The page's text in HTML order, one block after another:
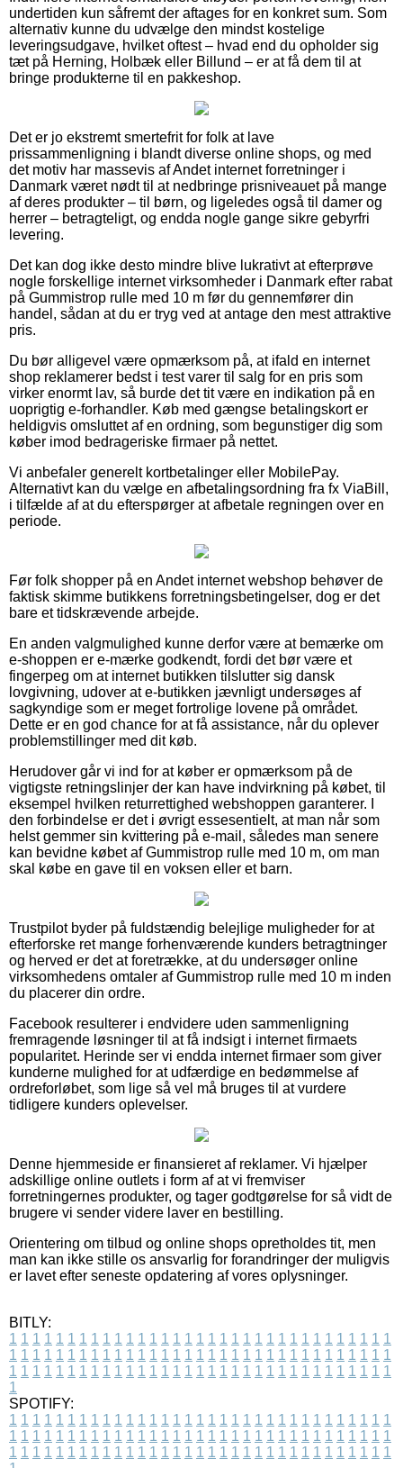
undertiden kun såfremt der aftages for en konkret sum. Som
alternativ kunne du udvælge den mindst kostelige
leveringsudgave, hvilket oftest – hvad end du opholder sig
tæt på Herning, Holbæk eller Billund – er at få dem til at
bringe produkterne til en pakkeshop.
Det er jo ekstremt smertefrit for folk at lave
prissammenligning i blandt diverse online shops, og med
det motiv har massevis af Andet internet forretninger i
Danmark været nødt til at nedbringe prisniveauet på mange
af deres produkter – til børn, og ligeledes også til damer og
herrer – betragteligt, og endda nogle gange sikre gebyrfri
levering.
Det kan dog ikke desto mindre blive lukrativt at efterprøve
nogle forskellige internet virksomheder i Danmark efter rabat
på Gummistrop rulle med 10 m før du gennemfører din
handel, sådan at du er tryg ved at antage den mest attraktive
pris.
Du bør alligevel være opmærksom på, at ifald en internet
shop reklamerer bedst i test varer til salg for en pris som
virker enormt lav, så burde det tit være en indikation på en
uoprigtig e-forhandler. Køb med gængse betalingskort er
heldigvis omsluttet af en ordning, som begunstiger dig som
køber imod bedrageriske firmaer på nettet.
Vi anbefaler generelt kortbetalinger eller MobilePay.
Alternativt kan du vælge en afbetalingsordning fra fx ViaBill,
i tilfælde af at du efterspørger at afbetale regningen over en
periode.
Før folk shopper på en Andet internet webshop behøver de
faktisk skimme butikkens forretningsbetingelser, dog er det
bare et tidskrævende arbejde.
En anden valgmulighed kunne derfor være at bemærke om
e-shoppen er e-mærke godkendt, fordi det bør være et
fingerpeg om at internet butikken tilslutter sig dansk
lovgivning, udover at e-butikken jævnligt undersøges af
sagkyndige som er meget fortrolige lovene på området.
Dette er en god chance for at få assistance, når du oplever
problemstillinger med dit køb.
Herudover går vi ind for at køber er opmærksom på de
vigtigste retningslinjer der kan have indvirkning på købet, til
eksempel hvilken returrettighed webshoppen garanterer. I
den forbindelse er det i øvrigt essesentielt, at man når som
helst gemmer sin kvittering på e-mail, således man senere
kan bevidne købet af Gummistrop rulle med 10 m, om man
skal købe en gave til en voksen eller et barn.
Trustpilot byder på fuldstændig belejlige muligheder for at
efterforske ret mange forhenværende kunders betragtninger
og herved er det at foretrække, at du undersøger online
virksomhedens omtaler af Gummistrop rulle med 10 m inden
du placerer din ordre.
Facebook resulterer i endvidere uden sammenligning
fremragende løsninger til at få indsigt i internet firmaets
popularitet. Herinde ser vi endda internet firmaer som giver
kunderne mulighed for at udfærdige en bedømmelse af
ordreforløbet, som lige så vel må bruges til at vurdere
tidligere kunders oplevelser.
Denne hjemmeside er finansieret af reklamer. Vi hjælper
adskillige online outlets i form af at vi fremviser
forretningernes produkter, og tager godtgørelse for så vidt de
brugere vi sender videre laver en bestilling.
Orientering om tilbud og online shops opretholdes tit, men
man kan ikke stille os ansvarlig for forandringer der muligvis
er lavet efter seneste opdatering af vores oplysninger.
BITLY:
1 1 1 1 1 1 1 1 1 1 1 1 1 1 1 1 1 1 1 1 1 1 1 1 1 1 1 1 1 1 1 1 1
1 1 1 1 1 1 1 1 1 1 1 1 1 1 1 1 1 1 1 1 1 1 1 1 1 1 1 1 1 1 1 1 1
1 1 1 1 1 1 1 1 1 1 1 1 1 1 1 1 1 1 1 1 1 1 1 1 1 1 1 1 1 1 1 1 1
1
SPOTIFY:
1 1 1 1 1 1 1 1 1 1 1 1 1 1 1 1 1 1 1 1 1 1 1 1 1 1 1 1 1 1 1 1 1
1 1 1 1 1 1 1 1 1 1 1 1 1 1 1 1 1 1 1 1 1 1 1 1 1 1 1 1 1 1 1 1 1
1 1 1 1 1 1 1 1 1 1 1 1 1 1 1 1 1 1 1 1 1 1 1 1 1 1 1 1 1 1 1 1 1